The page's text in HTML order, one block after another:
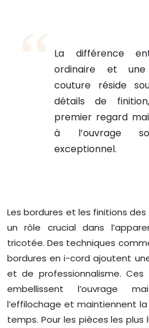
La différence
ordinaire et
couture réside
détails de
premier regard
à l’ouvrage
exceptionnel.
Les bordures et les finitions
un rôle crucial dans
tricotée. Des techniques
bordures en i-cord ajoutent
et de professionnalisme.
embellissent l’ouvrage
l’effilochage et maintiennent
temps. Pour les pièces les plus